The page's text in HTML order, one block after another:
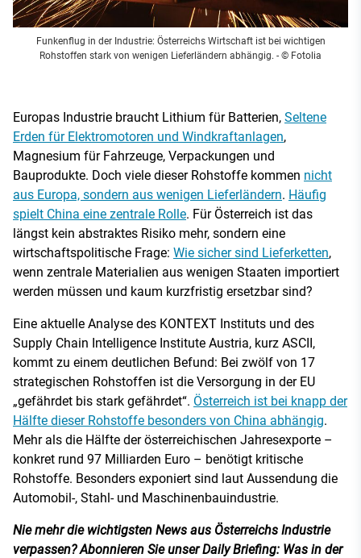
Funkenflug in der Industrie: Österreichs Wirtschaft ist bei wichtigen
Rohstoffen stark von wenigen Lieferländern abhängig. - © Fotolia
Europas Industrie braucht Lithium für Batterien, Seltene
Erden für Elektromotoren und Windkraftanlagen,
Magnesium für Fahrzeuge, Verpackungen und
Bauprodukte. Doch viele dieser Rohstoffe kommen nicht
aus Europa, sondern aus wenigen Lieferländern. Häufig
spielt China eine zentrale Rolle. Für Österreich ist das
längst kein abstraktes Risiko mehr, sondern eine
wirtschaftspolitische Frage: Wie sicher sind Lieferketten,
wenn zentrale Materialien aus wenigen Staaten importiert
werden müssen und kaum kurzfristig ersetzbar sind?
Eine aktuelle Analyse des KONTEXT Instituts und des
Supply Chain Intelligence Institute Austria, kurz ASCII,
kommt zu einem deutlichen Befund: Bei zwölf von 17
strategischen Rohstoffen ist die Versorgung in der EU
„gefährdet bis stark gefährdet“. Österreich ist bei knapp der
Hälfte dieser Rohstoffe besonders von China abhängig.
Mehr als die Hälfte der österreichischen Jahresexporte –
konkret rund 97 Milliarden Euro – benötigt kritische
Rohstoffe. Besonders exponiert sind laut Aussendung die
Automobil-, Stahl- und Maschinenbauindustrie.
Nie mehr die wichtigsten News aus Österreichs Industrie
verpassen? Abonnieren Sie unser Daily Briefing: Was in der